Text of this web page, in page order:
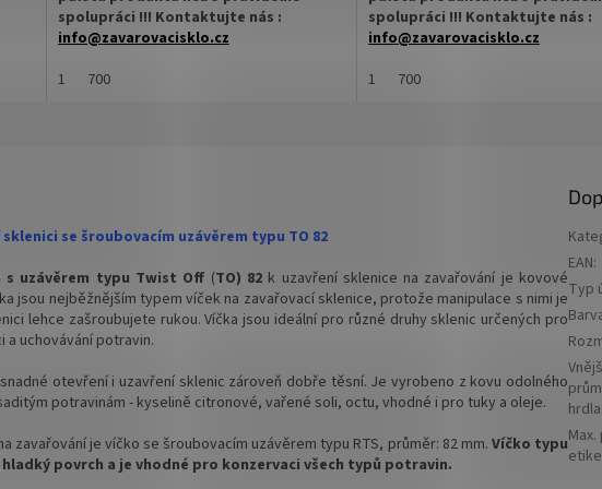
spolupráci !!! Kontaktujte nás :
info@zavarovacisklo.cz
✅
Víčko na sklenici s uzávěrem typu Twist
objednejte
✅ Pro výhodnější cenu kupte celý karton
✅ Víčka skladem a ihned k odeslání!
Kupte karton víček 700 ks a máte na něj
dopravu ZDARMA!
1 700
spolupráci !!! Kontaktujte nás :
info@zavarovacisklo.cz
✅
Víčko na sklenici s uzávěrem typu
✅ Pro výhodnější cenu kupte celý
✅ Víčka skladem a ihned k odeslání!
Kupte karton víček a máte na
dopravu ZDARMA!
1 700
se šroubovacím uzávěrem typu TO 82
s uzávěrem typu Twist Off (TO) 82k uzavření sklenice na zavařování je kovové
jsou nejběžnějším typem víček na zavařovací sklenice, protože manipulace s nimi je
lehce zašroubujete rukou. Víčka jsou ideální pro různé druhy sklenic určených pro
uchovávání potravin.
otevření i uzavření sklenic zároveň dobře těsní. Je vyrobeno z kovu odolného
potravinám - kyselině citronové, vařené soli, octu, vhodné i pro tuky a oleje.
zavařování je víčko se šroubovacím uzávěrem typu RTS, průměr: 82 mm. Víčko typu
povrch a je vhodné pro konzervaci všech typů potravin.
EAN:
Typ
hrdla